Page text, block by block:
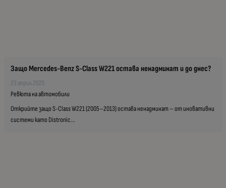
Защо Mercedes-Benz S-Class W221 остава ненадминат и до днес?
23 април 2025
Ревюта на автомобили
Открийте защо S-Class W221 (2005–2013) остава ненадминат – от иновативни
системи като Distronic...